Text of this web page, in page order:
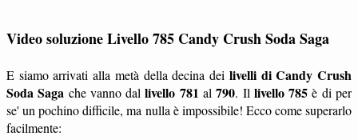
Video soluzione Livello 785 Candy Crush Soda Saga
E siamo arrivati alla metà della decina dei livelli di Candy Crush
Soda Saga che vanno dallivello 781 al790. Il livello 785 è di per
se' un pochino difficile, ma nulla è impossibile! Ecco come superarlo
facilmente: